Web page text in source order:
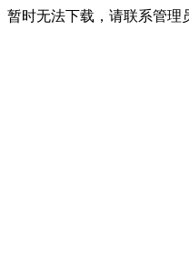
暂时无法下载，请联系管理